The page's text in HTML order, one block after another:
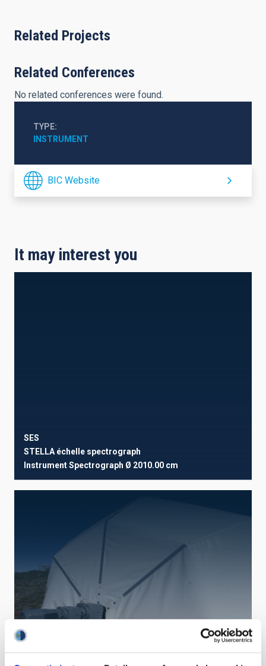
Related Projects
Related Conferences
No related conferences were found.
TYPE
INSTRUMENT
BIC Website
It may interest you
SES
STELLA échelle spectrograph
InstrumentSpectrograph Ø 2010.00 cm
DIMM-OT